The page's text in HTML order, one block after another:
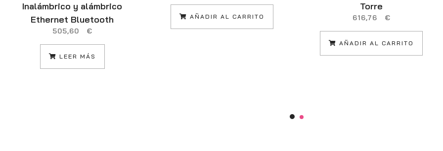
Inalámbrico y alámbrico
Ethernet Bluetooth
505,60 €
LEER MÁS
AÑADIR AL CARRITO
Torre
616,76 €
AÑADIR AL CARRITO